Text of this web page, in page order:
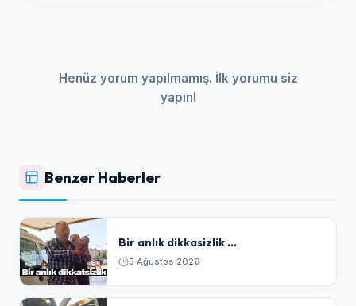
Henüz yorum yapılmamış. İlk yorumu siz
yapın!
Benzer Haberler
Bir anlık dikkasizlik ...
5 Ağustos 2026